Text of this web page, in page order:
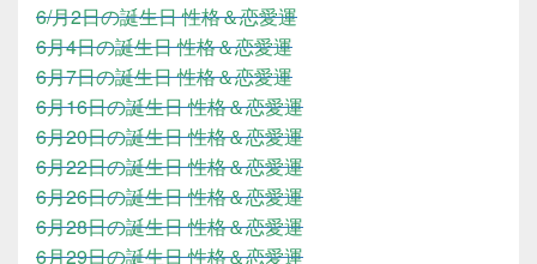
6/月2日の誕生日 性格＆恋愛運
6月4日の誕生日 性格＆恋愛運
6月7日の誕生日 性格＆恋愛運
6月16日の誕生日 性格＆恋愛運
6月20日の誕生日 性格＆恋愛運
6月22日の誕生日 性格＆恋愛運
6月26日の誕生日 性格＆恋愛運
6月28日の誕生日 性格＆恋愛運
6月29日の誕生日 性格＆恋愛運